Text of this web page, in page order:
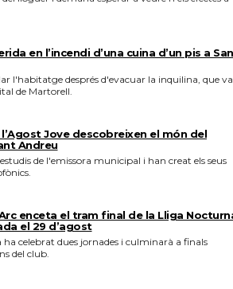
en l’incendi d’una cuina d’un pis a
l'habitatge després d'evacuar la inquilina, que va
de Martorell.
Jove descobreixen el món del
Andreu
de l'emissora municipal i han creat els seus
enceta el tram final de la Lliga
el 29 d’agost
celebrat dues jornades i culminarà a finals
del club.